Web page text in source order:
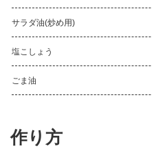
サラダ油(炒め用)
塩こしょう
ごま油
作り方